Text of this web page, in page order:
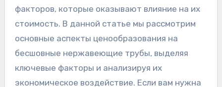
факторов, которые оказывают влияние на их
стоимость. В данной статье мы рассмотрим
основные аспекты ценообразования на
бесшовные нержавеющие трубы, выделяя
ключевые факторы и анализируя их
экономическое воздействие. Если вам нужна